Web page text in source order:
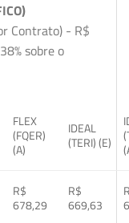
Contrato) - R$
sobre o
FLEX
(FQER)
(A)
IDEAL
(TERI) (E)
R$
678,29
R$
669,63